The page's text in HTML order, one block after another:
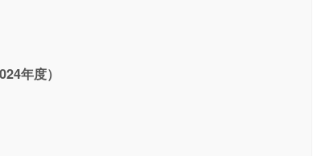
年度）